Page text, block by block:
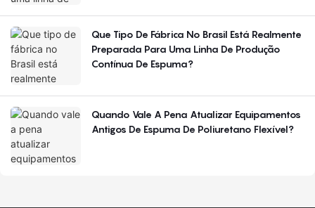
Que Tipo De Fábrica No Brasil Está Realmente
Preparada Para Uma Linha De Produção
Contínua De Espuma?
Quando Vale A Pena Atualizar Equipamentos
Antigos De Espuma De Poliuretano Flexível?